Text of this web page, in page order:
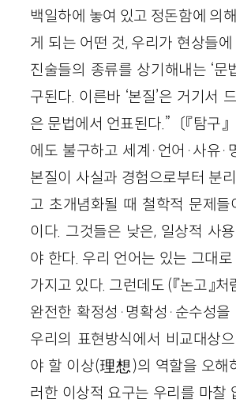
백일하에 놓여 있고 정돈함에 의
게 되는 어떤 것, 우리가 현상들
진술들의 종류를 상기해내는 ‘문
구된다. 이른바 ‘본질’은 거기서
은 문법에서 언표된다.”〔『탐구
에도 불구하고 세계·언어·사유·
본질이 사실과 경험으로부터 분
고 초개념화될 때 철학적 문제들
이다. 그것들은 낮은, 일상적 사
야 한다. 우리 언어는 있는 그대
가지고 있다. 그런데도 (『논고』
완전한 확정성·명확성·순수성
우리의 표현방식에서 비교대상
야 할 이상(理想)의 역할을 오해
러한 이상적 요구는 우리를 마찰